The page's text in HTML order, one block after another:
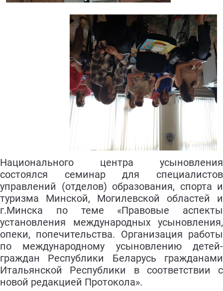
Национального центра усыновления
состоялся семинар для специалистов
управлений (отделов) образования, спорта и
туризма Минской, Могилевской областей и
г.Минска по теме «Правовые аспекты
установления международных усыновления,
опеки, попечительства. Организация работы
по международному усыновлению детей-
граждан Республики Беларусь гражданами
Итальянской Республики в соответствии с
новой редакцией Протокола».